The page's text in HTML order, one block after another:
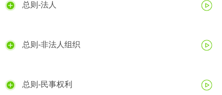
总则-法人
总则-非法人组织
总则-民事权利